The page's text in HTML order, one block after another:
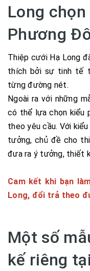
Long
Phương
Thiệp cưới Hạ Long
thích bởi sự tinh tế
từng đường nét.
Ngoài ra với những
có thể lựa chọn kiểu
theo yêu cầu. Với
tưởng, chủ đề cho
đưa ra ý tưởng, thiết
Cam kết khi bạn
Long, đổi trả theo
Một số
kế riêng